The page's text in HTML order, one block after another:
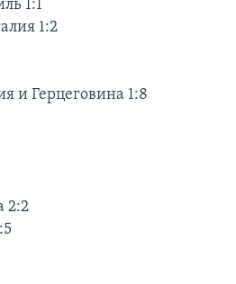
1:1
1:2
и Герцеговина 1:8
2:2